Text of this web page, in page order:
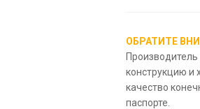
ОБРАТИТЕ
конструкцию и
качество
паспорте.